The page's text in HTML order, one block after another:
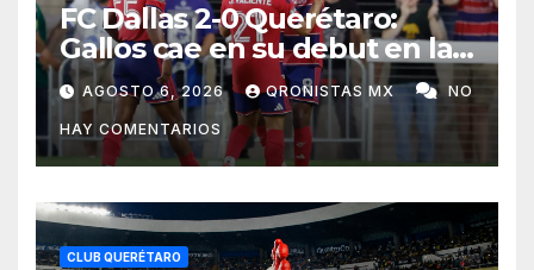
FC Dallas 2-0 Querétaro:
Gallos cae en su debut en la
Leagues Cup 2026
AGOSTO 6, 2026 QRONISTAS MX NO
HAY COMENTARIOS
CLUB QUERÉTARO